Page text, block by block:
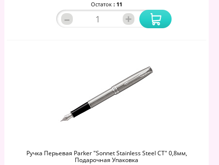
Остаток : 11
– +
Ручка Перьевая Parker "Sonnet Stainless Steel CT" 0,8мм,
Подарочная Упаковка